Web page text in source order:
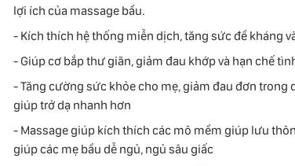
lợi ích của massage bầu.
- Kích thích hệ thống miễn dịch, tăng sức đề kháng
- Giúp cơ bắp thư giãn, giảm đau khớp và hạn chế
- Tăng cường sức khỏe cho mẹ, giảm đau đơn trong
giúp trở dạ nhanh hơn
- Massage giúp kích thích các mô mềm giúp lưu
giúp các mẹ bầu dễ ngủ, ngủ sâu giấc